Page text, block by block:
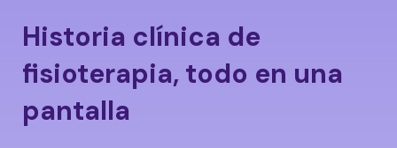
Historia clínica de
fisioterapia, todo en una
pantalla